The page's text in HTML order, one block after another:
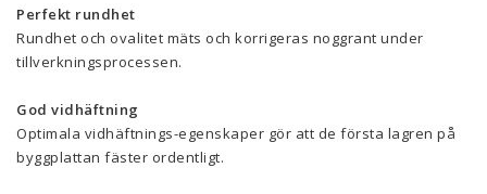
Perfekt rundhet
Rundhet och ovalitet mäts och korrigeras noggrant under
tillverkningsprocessen.
God vidhäftning
Optimala vidhäftnings-egenskaper gör att de första lagren på
byggplattan fäster ordentligt.